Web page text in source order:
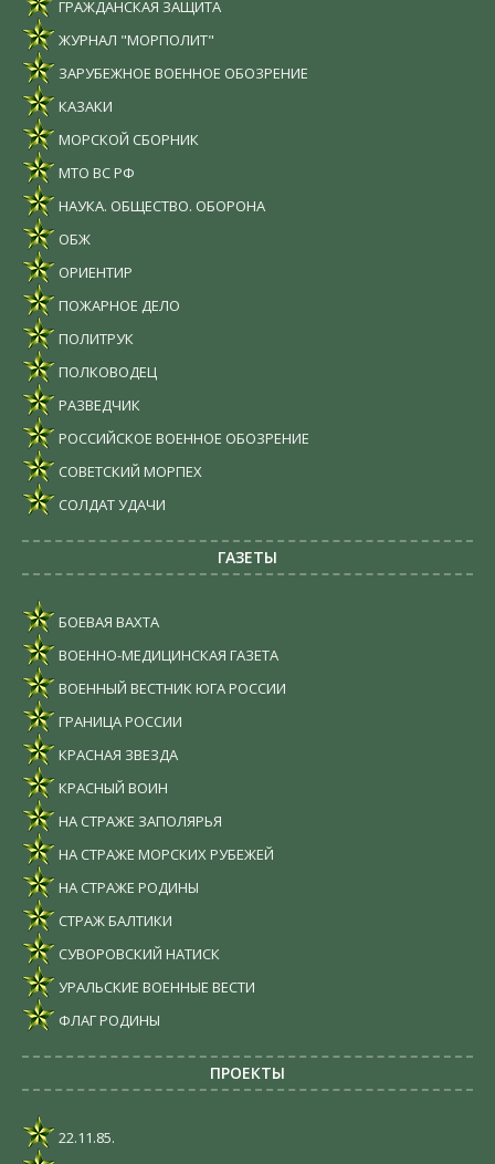
ГРАЖДАНСКАЯ ЗАЩИТА
ЖУРНАЛ "МОРПОЛИТ"
ЗАРУБЕЖНОЕ ВОЕННОЕ ОБОЗРЕНИЕ
КАЗАКИ
МОРСКОЙ СБОРНИК
МТО ВС РФ
НАУКА. ОБЩЕСТВО. ОБОРОНА
ОБЖ
ОРИЕНТИР
ПОЖАРНОЕ ДЕЛО
ПОЛИТРУК
ПОЛКОВОДЕЦ
РАЗВЕДЧИК
РОССИЙСКОЕ ВОЕННОЕ ОБОЗРЕНИЕ
СОВЕТСКИЙ МОРПЕХ
СОЛДАТ УДАЧИ
ГАЗЕТЫ
БОЕВАЯ ВАХТА
ВОЕННО-МЕДИЦИНСКАЯ ГАЗЕТА
ВОЕННЫЙ ВЕСТНИК ЮГА РОССИИ
ГРАНИЦА РОССИИ
КРАСНАЯ ЗВЕЗДА
КРАСНЫЙ ВОИН
НА СТРАЖЕ ЗАПОЛЯРЬЯ
НА СТРАЖЕ МОРСКИХ РУБЕЖЕЙ
НА СТРАЖЕ РОДИНЫ
СТРАЖ БАЛТИКИ
СУВОРОВСКИЙ НАТИСК
УРАЛЬСКИЕ ВОЕННЫЕ ВЕСТИ
ФЛАГ РОДИНЫ
ПРОЕКТЫ
22.11.85.